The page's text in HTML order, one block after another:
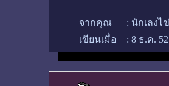
จากคุณ : นักเลงไ
เขียนเมื่อ
: 8 ธ.ค.